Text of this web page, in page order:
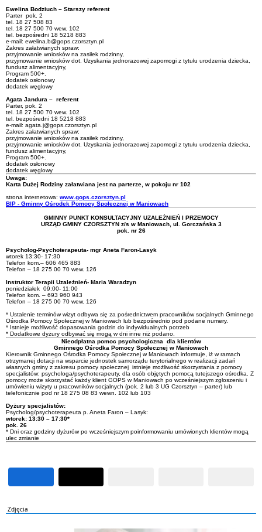
Ewelina Bodziuch – Starszy referent
Parter pok. 2
tel. 18 27 508 83
tel. 18 27 500 70 wew. 102
tel. bezpośredni 18 5218 883
e-mail: ewelina.b@gops.czorsztyn.pl
Zakres załatwianych spraw:
przyjmowanie wniosków na zasiłek rodzinny,
przyjmowanie wniosków dot. Uzyskania jednorazowej zapomogi z tytułu urodzenia dziecka,
fundusz alimentacyjny,
Program 500+.
dodatek osłonowy
dodatek węglowy
Agata Jandura – referent
Parter, pok. 2
tel. 18 27 500 70 wew. 102
tel. bezpośredni 18 5218 883
e-mail: agata.j@gops.czorsztyn.pl
Zakres załatwianych spraw:
przyjmowanie wniosków na zasiłek rodzinny,
przyjmowanie wniosków dot. Uzyskania jednorazowej zapomogi z tytułu urodzenia dziecka,
fundusz alimentacyjny,
Program 500+.
dodatek osłonowy
dodatek węglowy
Uwaga:
Karta Dużej Rodziny załatwiana jest na parterze, w pokoju nr 102
strona internetowa: www.gops.czorsztyn.pl
BIP - Gminny Ośrodek Pomocy Społecznej w Maniowach
GMINNY PUNKT KONSULTACYJNY UZALEŻNIEŃ I PRZEMOCY
URZĄD GMINY CZORSZTYN z/s w Maniowach, ul. Gorczańska 3
pok. nr 26
Psycholog-Psychoterapeuta- mgr Aneta Faron-Lasyk
wtorek 13:30- 17:30
Telefon kom.– 606 465 883
Telefon – 18 275 00 70 wew. 126
Instruktor Terapii Uzależnień- Maria Waradzyn
poniedziałek 09:00- 11:00
Telefon kom. – 693 960 943
Telefon – 18 275 00 70 wew. 126
* Ustalenie terminów wizyt odbywa się za pośrednictwem pracowników socjalnych Gminnego
Ośrodka Pomocy Społecznej w Maniowach lub bezpośrednio pod podane numery.
* Istnieje możliwość dopasowania godzin do indywidualnych potrzeb
* Dodatkowe dyżury odbywać się mogą w dni inne niż podano.
Nieodpłatna pomoc psychologiczna dla klientów
Gminnego Ośrodka Pomocy Społecznej w Maniowach
Kierownik Gminnego Ośrodka Pomocy Społecznej w Maniowach informuje, iż w ramach
otrzymanej dotacji na wsparcie jednostek samorządu terytorialnego w realizacji zadań
własnych gminy z zakresu pomocy społecznej istnieje możliwość skorzystania z pomocy
specjalistów: psychologa/psychoterapeuty, dla osób objętych pomocą tutejszego ośrodka. Z
pomocy może skorzystać każdy klient GOPS w Maniowach po wcześniejszym zgłoszeniu i
umówieniu wizyty u pracowników socjalnych (pok. 2 lub 3 UG Czorsztyn – parter) lub
telefonicznie pod nr 18 275 08 83 wewn. 102 lub 103
Dyżury specjalistów:
Psycholog/psychoterapeuta p. Aneta Faron – Lasyk:
wtorek: 13:30 – 17:30*
pok. 26
* Dni oraz godziny dyżurów po wcześniejszym poinformowaniu umówionych klientów mogą
ulec zmianie
Zdjęcia